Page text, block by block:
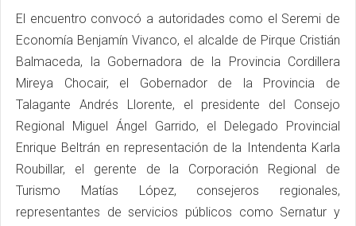
El encuentro convocó a autoridades como el Seremi de
Economía Benjamín Vivanco, el alcalde de Pirque Cristián
Balmaceda, la Gobernadora de la Provincia Cordillera
Mireya Chocair, el Gobernador de la Provincia de
Talagante Andrés Llorente, el presidente del Consejo
Regional Miguel Ángel Garrido, el Delegado Provincial
Enrique Beltrán en representación de la Intendenta Karla
Roubillar, el gerente de la Corporación Regional de
Turismo Matías López, consejeros regionales,
representantes de servicios públicos como Sernatur y